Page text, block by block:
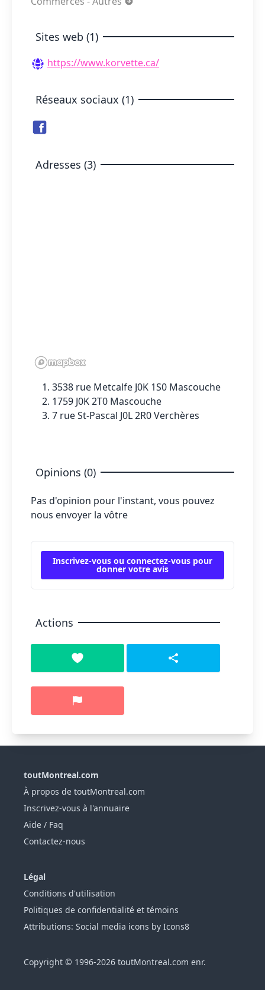
Sites web (1)
https://www.korvette.ca/
Réseaux sociaux (1)
Adresses (3)
3538 rue Metcalfe J0K 1S0 Mascouche
1759 J0K 2T0 Mascouche
7 rue St-Pascal J0L 2R0 Verchères
Opinions (0)
Pas d'opinion pour l'instant, vous pouvez
nous envoyer la vôtre
Inscrivez-vous ou connectez-vous pour
donner votre avis
Actions
toutMontreal.com
À propos de toutMontreal.com
Inscrivez-vous à l'annuaire
Aide / Faq
Contactez-nous
Légal
Conditions d'utilisation
Politiques de confidentialité et témoins
Attributions: Social media icons by Icons8
Copyright © 1996-2026 toutMontreal.com enr.